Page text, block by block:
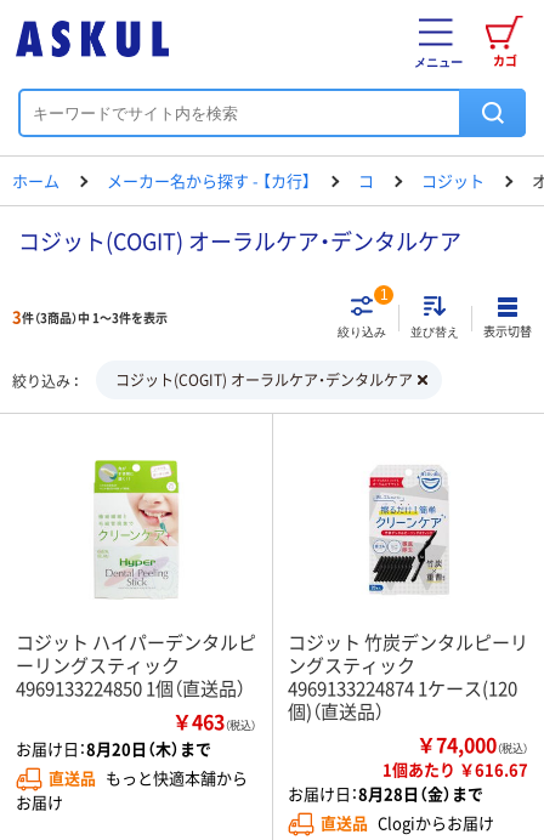
カゴ
メニュー
ホーム メーカー名から探す - 【カ行】 コ コジット
コジット(COGIT) オーラルケア・デンタルケア
3件（3商品）中 1～3件を表示
絞り込み
1
並び替え 表示切替
絞り込み コジット(COGIT) オーラルケア・デンタルケア
コジット ハイパーデンタルピ
ーリングスティック
4969133224850 1個（直送品）
￥463（税込）
お届け日：8月20日（木）まで
直送品 もっと快適本舗から
お届け
コジット 竹炭デンタルピーリ
ングスティック
4969133224874 1ケース(120
個)（直送品）
￥74,000（税込）
1個あたり ￥616.67
お届け日：8月28日（金）まで
直送品 Clogiからお届け